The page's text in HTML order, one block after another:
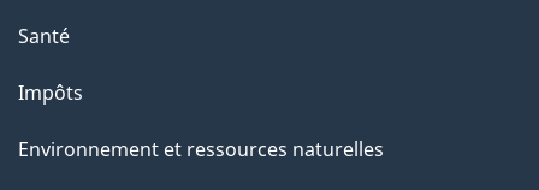
Santé
Impôts
Environnement et ressources naturelles